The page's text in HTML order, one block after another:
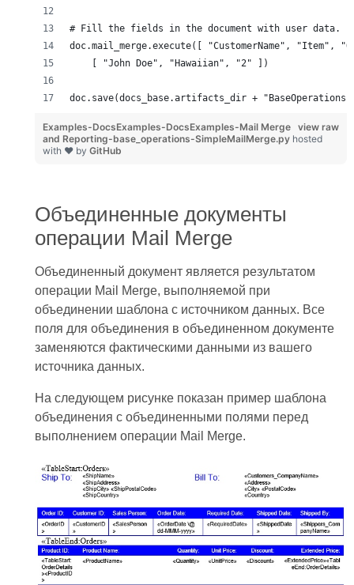
# Fill the fields in the document with user data.
doc.mail_merge.execute([ "CustomerName", "Item",
    [ "John Doe", "Hawaiian", "2" ])
doc.save(docs_base.artifacts_dir +
view raw
Examples-DocsExamples-DocsExamples-Mail Merge
and Reporting-base_operations-SimpleMailMerge.py hosted
with ❤ by GitHub
Объединенные документы
операции Mail Merge
Объединенный документ является результатом
операции Mail Merge, выполняемой при
объединении шаблона с источником данных. Все
поля для объединения в объединенном документе
заменяются фактическими данными из вашего
источника данных.
На следующем рисунке показан пример шаблона
объединения с объединенными полями перед
выполнением операции Mail Merge.